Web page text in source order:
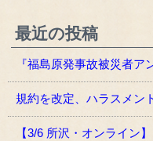
最近の投稿
『福島原発事故被災者
規約を改定、ハラスメン
【3/6 所沢・オンライン